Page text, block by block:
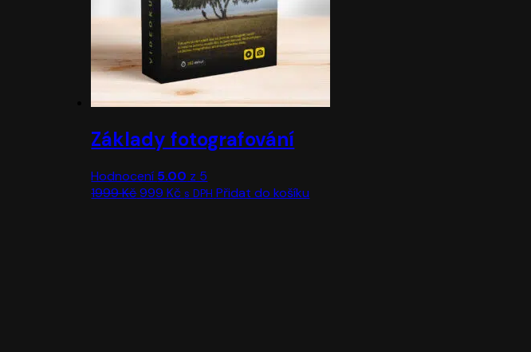
Základy fotografování
Hodnocení 5.00 z 5
1999KčPůvodní
999KčAktuální
s DPH Přidat do košíku